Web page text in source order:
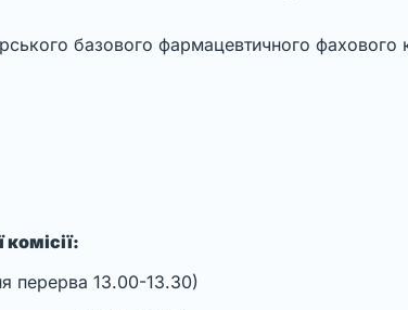
базового фармацевтичного фахового
перерва 13.00-13.30)